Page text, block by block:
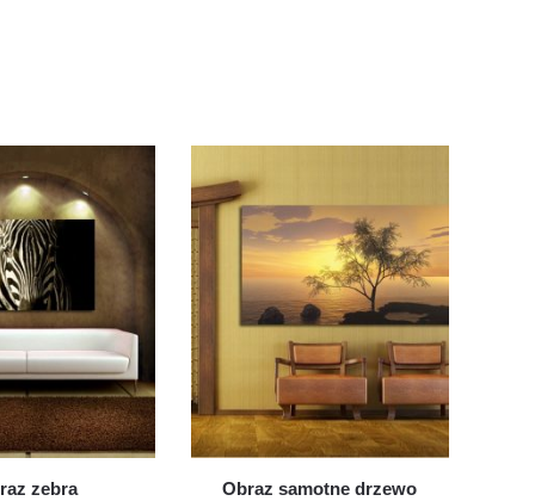
zebra Obraz samotne drzewo